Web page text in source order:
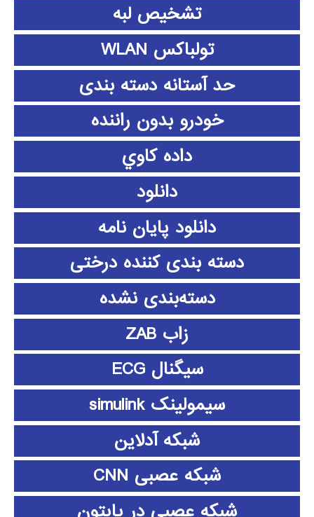
تشخیص لبه
تولباکس WLAN
حد آستانه دسته بندی
خودرو بدون راننده
داده كاوي
دانلود
دانلود پايان نامه
دسته بندی کننده درختی
دسته‌بندی نشده
زاب ZAB
سیگنال ECG
سیمولینک simulink
شبکه آدلاین
شبکه عصبی CNN
شبکه عصبی در پایتون